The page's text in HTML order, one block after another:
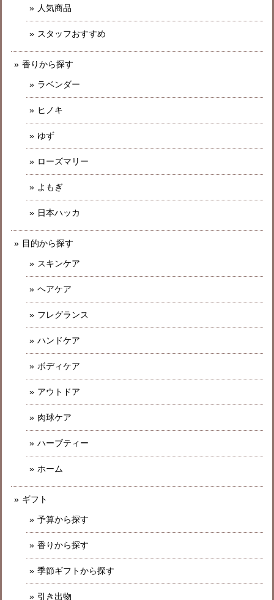
人気商品
スタッフおすすめ
香りから探す
ラベンダー
ヒノキ
ゆず
ローズマリー
よもぎ
日本ハッカ
目的から探す
スキンケア
ヘアケア
フレグランス
ハンドケア
ボディケア
アウトドア
肉球ケア
ハーブティー
ホーム
ギフト
予算から探す
香りから探す
季節ギフトから探す
引き出物